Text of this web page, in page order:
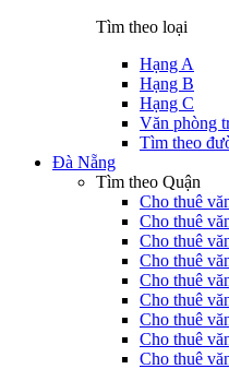
Tìm theo loại
Hạng A
Hạng B
Hạng C
Văn phòng
Tìm theo
Đà Nẵng
Tìm theo Quận
Cho thuê
Cho thuê
Cho thuê
Cho thuê
Cho thuê
Cho thuê
Cho thuê
Cho thuê
Cho thuê